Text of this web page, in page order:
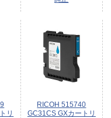
リ
RICOH 515740
GC31CS GXカートリ